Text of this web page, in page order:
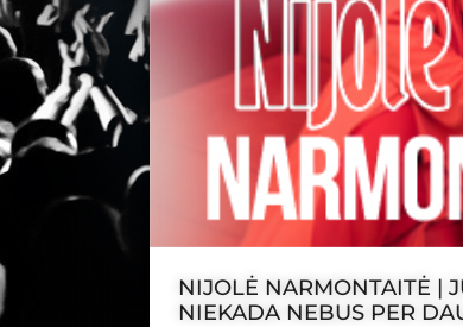
NIJOLĖ NARMONTAITĖ |
NIEKADA NEBUS PER